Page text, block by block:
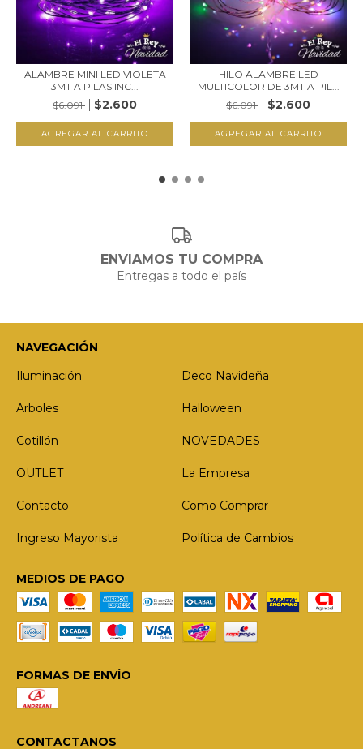
ALAMBRE MINI LED VIOLETA
3MT A PILAS INC...
$6.091
$2.600
HILO ALAMBRE LED
MULTICOLOR DE 3MT A PIL...
$6.091
$2.600
ENVIAMOS TU COMPRA
Entregas a todo el país
NAVEGACIÓN
Iluminación
Deco Navideña
Arboles Halloween
Cotillón NOVEDADES
OUTLET La Empresa
Contacto Como Comprar
Ingreso Mayorista Política de Cambios
MEDIOS DE PAGO
FORMAS DE ENVÍO
CONTACTANOS